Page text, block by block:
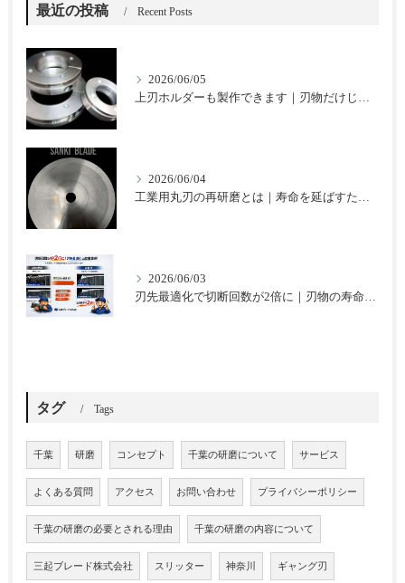
最近の投稿 Recent Posts
2026/06/05
上刃ホルダーも製作できます｜刃物だけじゃない三起ブレードのご提案
2026/06/04
工業用丸刃の再研磨とは｜寿命を延ばすための基本と注意点
2026/06/03
刃先最適化で切断回数が2倍に｜刃物の寿命を延ばした改善事例
タグ Tags
千葉 研磨 コンセプト 千葉の研磨について サービス
よくある質問 アクセス お問い合わせ プライバシーポリシー
千葉の研磨の必要とされる理由 千葉の研磨の内容について
三起ブレード株式会社 スリッター 神奈川 ギャング刃